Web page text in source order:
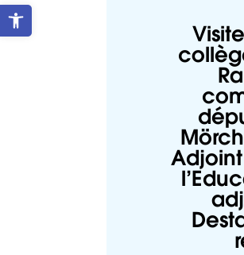
Ouvrir la barre d’outils